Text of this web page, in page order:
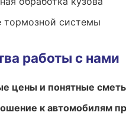
тормозной системы
работы с нами
цены и понятные
к автомобилям